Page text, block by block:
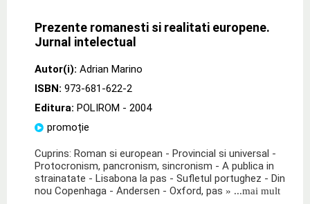
Prezente romanesti si realitati europene.
Jurnal intelectual
Autor(i): Adrian Marino
ISBN: 973-681-622-2
Editura: POLIROM - 2004
promoție
Cuprins: Roman si european - Provincial si universal -
Protocronism, pancronism, sincronism - A publica in
strainatate - Lisabona la pas - Sufletul portughez - Din
nou Copenhaga - Andersen - Oxford, pas » ...mai mult